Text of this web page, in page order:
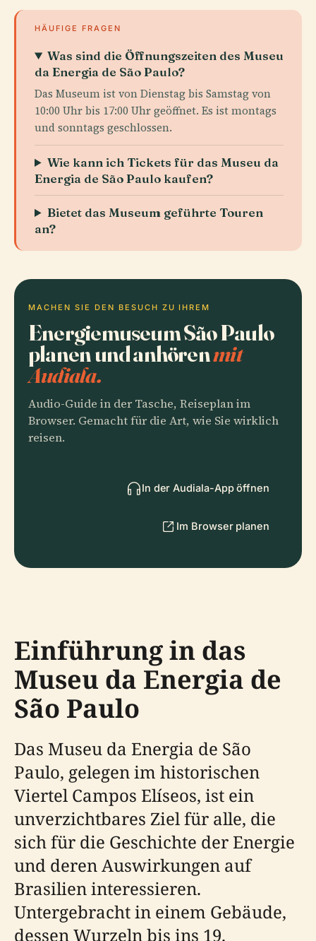
HÄUFIGE FRAGEN
Was sind die Öffnungszeiten des Museu
da Energia de São Paulo?
Das Museum ist von Dienstag bis Samstag von
10:00 Uhr bis 17:00 Uhr geöffnet. Es ist montags
und sonntags geschlossen.
Wie kann ich Tickets für das Museu da
Energia de São Paulo kaufen?
Bietet das Museum geführte Touren
an?
MACHEN SIE DEN BESUCH ZU IHREM
Energiemuseum São Paulo
planen und anhörenmit
Audiala.
Audio-Guide in der Tasche, Reiseplan im
Browser. Gemacht für die Art, wie Sie wirklich
reisen.
In der Audiala-App öffnen
Im Browser planen
Einführung in das
Museu da Energia de
São Paulo
Das Museu da Energia de São
Paulo, gelegen im historischen
Viertel Campos Elíseos, ist ein
unverzichtbares Ziel für alle, die
sich für die Geschichte der Energie
und deren Auswirkungen auf
Brasilien interessieren.
Untergebracht in einem Gebäude,
dessen Wurzeln bis ins 19.